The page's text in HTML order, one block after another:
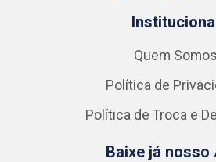
Quem Somos
Política de
Política de Troca e
Baixe já nosso